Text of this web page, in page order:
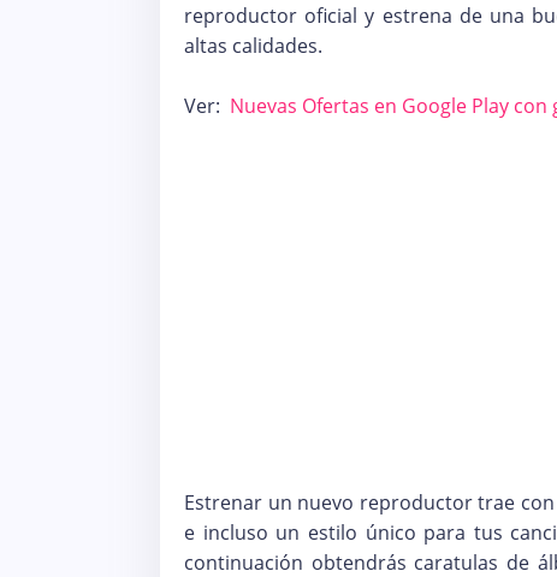
reproductor oficial y estrena de una
altas calidades.
Ver: Nuevas Ofertas en Google Play
Estrenar un nuevo reproductor trae
e incluso un estilo único para tus
continuación obtendrás caratulas de